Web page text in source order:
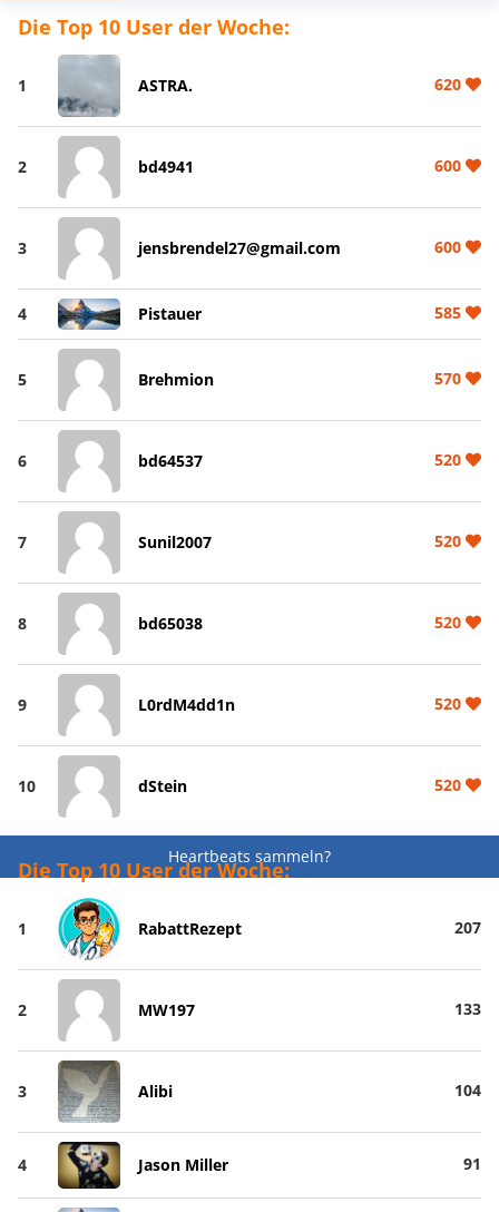
Die Top 10 User der Woche:
1 ASTRA. 620
2 bd4941 600
3 jensbrendel27@gmail.com 600
4 Pistauer 585
5 Brehmion 570
6 bd64537 520
7 Sunil2007 520
8 bd65038 520
9 L0rdM4dd1n 520
10 dStein 520
Heartbeats sammeln?
Die Top 10 User der Woche:
1 RabattRezept 207
2 MW197 133
3 Alibi 104
4 Jason Miller 91